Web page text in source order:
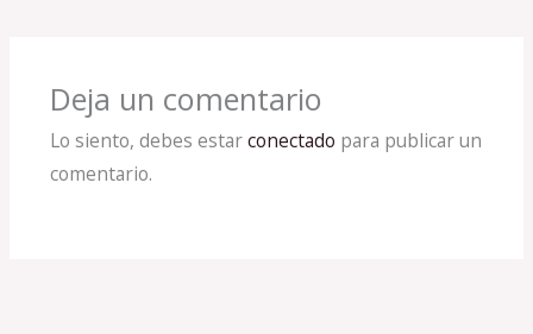
Deja un comentario
Lo siento, debes estarconectado para publicar un
comentario.